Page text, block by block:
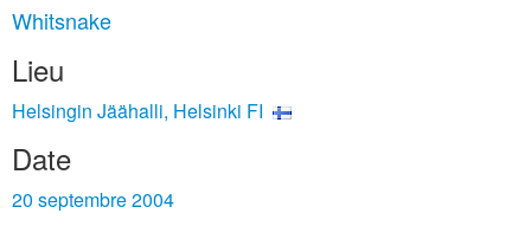
Whitsnake
Lieu
Helsingin Jäähalli, Helsinki FI
Date
20 septembre 2004